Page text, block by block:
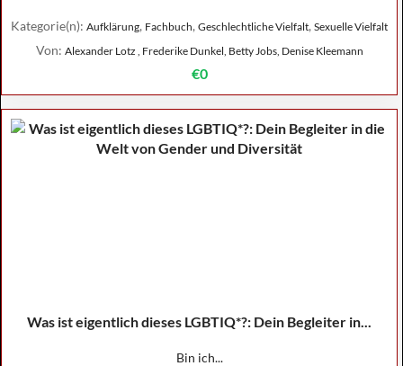
Kategorie(n): Aufklärung, Fachbuch, Geschlechtliche Vielfalt, Sexuelle Vielfalt
Von: Alexander Lotz , Frederike Dunkel, Betty Jobs, Denise Kleemann
€0
Was ist eigentlich dieses LGBTIQ*?: Dein Begleiter in...
Bin ich...